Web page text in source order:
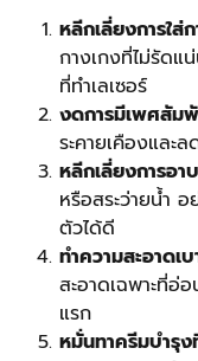
หลีกเลี่ยงการใส่
กางเกงที่ไม่รัดแ
ที่ทำเลเซอร์
งดการมีเพศสัม
ระคายเคืองและ
หลีกเลี่ยงการอา
หรือสระว่ายน้ำ
ตัวได้ดี
ทำความสะอาด
สะอาดเฉพาะที่อ่
แรก
หมั่นทาครีมบำรุ